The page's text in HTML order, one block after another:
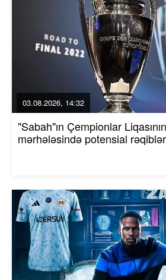
03.08.2026, 14:32
"Sabah"ın Çempionlar
mərhələsində potensial